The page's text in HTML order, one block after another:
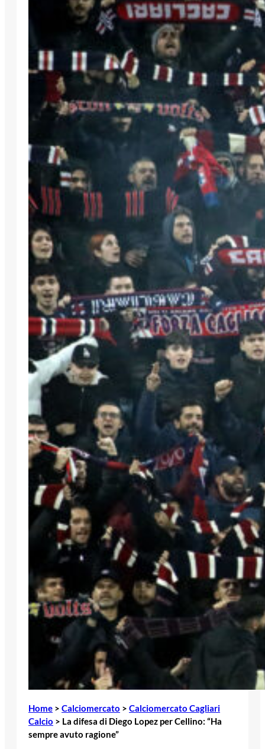
Home > Calciomercato > Calciomercato Cagliari
Calcio > La difesa di Diego Lopez per Cellino: “Ha
sempre avuto ragione”